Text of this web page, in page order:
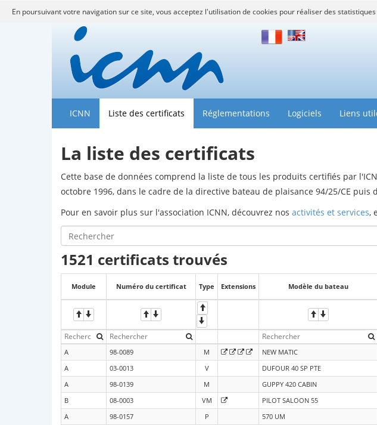
En poursuivant votre navigation sur ce site, vous acceptez l'utilisation de cookies pour réaliser des
FrançaisEnglish
ICNN Liste des certificats Réglementations Logiciels Liens
La liste des certificats
Cette base de données comprend la liste de tous les produits certifiés par
octobre 1996, dans le cadre de la directive bateau de plaisance 94/25/CE puis
Pour en savoir plus sur l'association ICNN, découvrez nos activités et services,
1521 certificats trouvés
Module Numéro du certificat Type Extensions Modèle du bateau
A 98-0089 M NEW MATIC
A
03-0013 V DUFOUR 40 SP PTE
A
98-0139 M GUPPY 420 CABIN
B
08-0003 VM PILOT SALOON 55
A
98-0157 P 570 UM